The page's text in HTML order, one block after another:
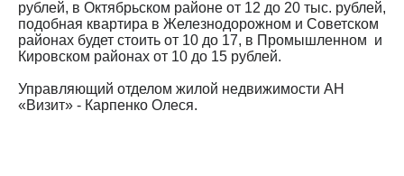
рублей, в Октябрьском районе от 12 до 20 тыс. рублей,
подобная квартира в Железнодорожном и Советском
районах будет стоить от 10 до 17, в Промышленном и
Кировском районах от 10 до 15 рублей.
Управляющий отделом жилой недвижимости АН
«Визит» - Карпенко Олеся.